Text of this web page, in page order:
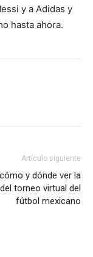
y a Adidas y
hasta ahora.
Artículo siguiente
y dónde ver la
torneo virtual del
fútbol mexicano